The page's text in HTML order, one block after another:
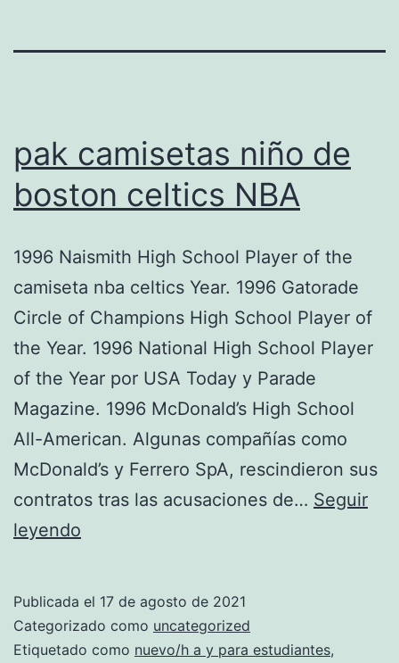
pak camisetas niño de
boston celtics NBA
1996 Naismith High School Player of the
camiseta nba celtics Year. 1996 Gatorade
Circle of Champions High School Player of
the Year. 1996 National High School Player
of the Year por USA Today y Parade
Magazine. 1996 McDonald’s High School
All-American. Algunas compañías como
McDonald’s y Ferrero SpA, rescindieron sus
contratos tras las acusaciones de… Seguir
leyendo
de
boston
Publicada el 17 de agosto de 2021
Categorizado como uncategorized
Etiquetado como nuevo/h a y para estudiantes,